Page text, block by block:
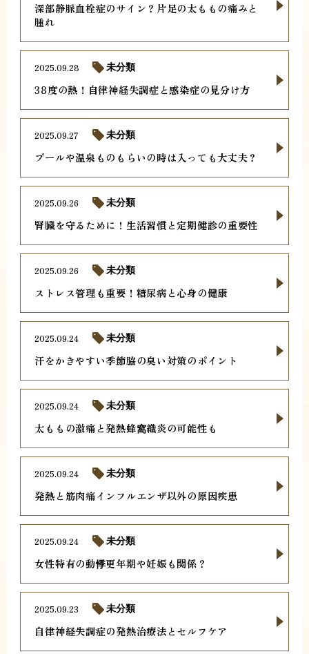
深部静脈血栓症のサイン？片足の太ももの痛みと
腫れ
38度の熱！自律神経失調症と感染症の見分け方
2025.09.28 未分類
プールや温泉ものもらいの時は入っても大丈夫？
2025.09.27 未分類
腎臓を守るために！生活習慣と定期健診の重要性
2025.09.26 未分類
ストレス管理も重要！糖尿病と心身の健康
2025.09.26 未分類
汗をかきやすい季節脇の臭い対策のポイント
2025.09.24 未分類
太ももの激痛と発熱蜂窩織炎の可能性も
2025.09.24 未分類
発熱と筋肉痛インフルエンザ以外の原因疾患
2025.09.24 未分類
女性特有の動悸更年期や妊娠も関係？
2025.09.24 未分類
自律神経失調症の発熱治療法とセルフケア
2025.09.23 未分類